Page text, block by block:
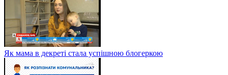
Як мама в декреті стала успішною блогеркою